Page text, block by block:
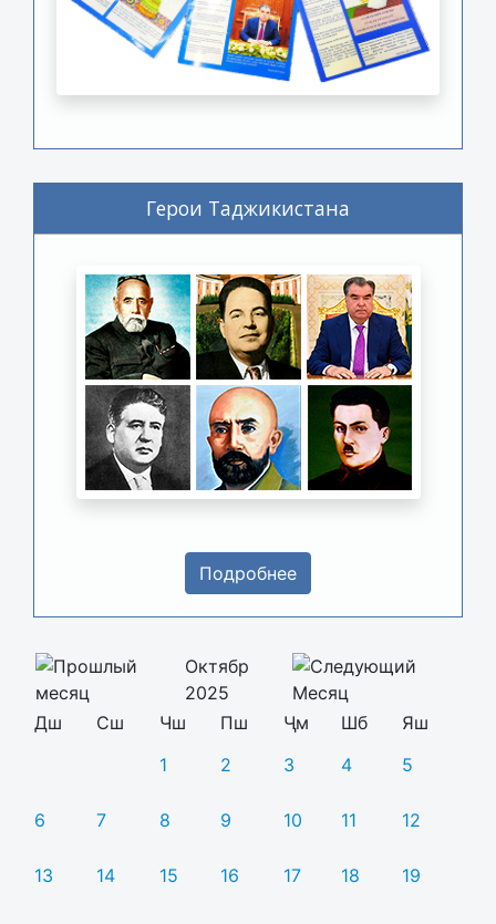
Герои Таджикистана
Подробнее
Октябр
2025
Дш
Сш Чш Пш Ҷм Шб
Яш
1
2 3 4 5
6 7 8 9 10 11 12
13 14 15 16 17 18 19